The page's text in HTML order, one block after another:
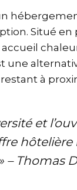
Situé
une
à
et
– Thomas